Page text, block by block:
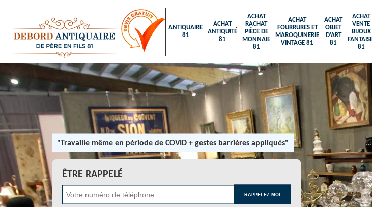
ANTIQUAIRE
81
ACHAT
ANTIQUITÉ
81
ACHAT
RACHAT
PIÈCE DE
MONNAIE
81
ACHAT
FOURRURES ET
MAROQUINERIE
VINTAGE 81
ACHAT
OBJET
D'ART
81
ACHAT
VENTE
BIJOUX
81
"Travaille même en période de COVID + gestes barrières appliqués"
ÊTRE RAPPELÉ